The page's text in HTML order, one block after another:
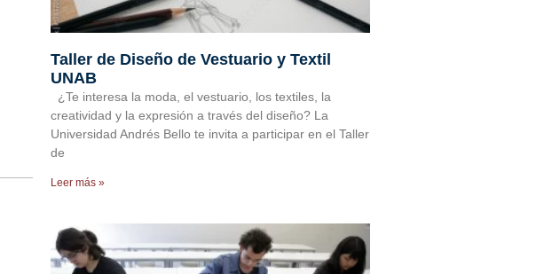
Taller de Diseño de Vestuario y Textil
UNAB
¿Te interesa la moda, el vestuario, los textiles, la
creatividad y la expresión a través del diseño? La
Universidad Andrés Bello te invita a participar en el Taller
de
Leer más »